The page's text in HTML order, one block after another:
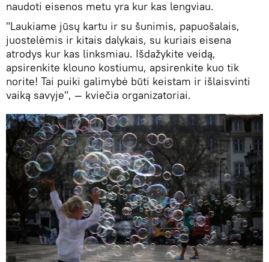
naudoti eisenos metu yra kur kas lengviau.
"Laukiame jūsų kartu ir su šunimis, papuošalais,
juostelėmis ir kitais dalykais, su kuriais eisena
atrodys kur kas linksmiau. Išdažykite veidą,
apsirenkite klouno kostiumu, apsirenkite kuo tik
norite! Tai puiki galimybė būti keistam ir išlaisvinti
vaiką savyje", — kviečia organizatoriai.